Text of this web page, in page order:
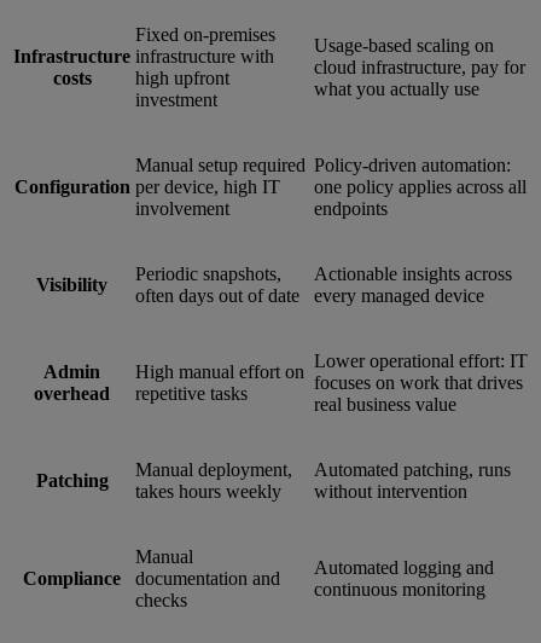
Infrastructure
costs
Fixed on-premises
infrastructure with
high upfront
investment
Usage-based scaling on
cloud infrastructure, pay for
what you actually use
Configuration
Manual setup required
per device, high IT
involvement
Policy-driven automation:
one policy applies across all
endpoints
Visibility
Periodic snapshots,
often days out of date
Actionable insights across
every managed device
Admin
overhead
High manual effort on
repetitive tasks
Lower operational effort: IT
focuses on work that drives
real business value
Patching
Manual deployment,
takes hours weekly
Automated patching, runs
without intervention
Compliance
Manual
documentation and
checks
Automated logging and
continuous monitoring